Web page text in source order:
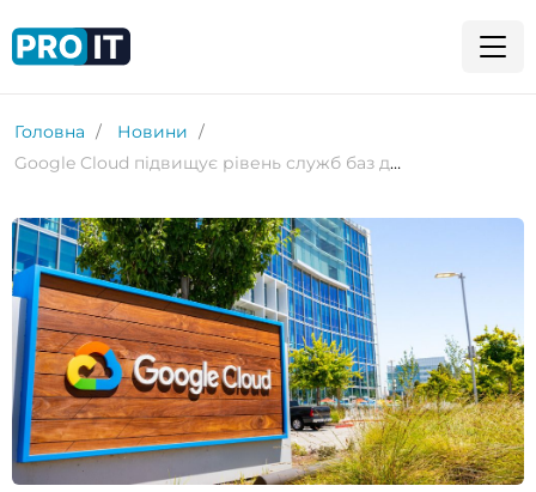
Головна
Новини
Google Cloud підвищує рівень служб баз даних за допомогою Cloud SQL Enterprise Plus